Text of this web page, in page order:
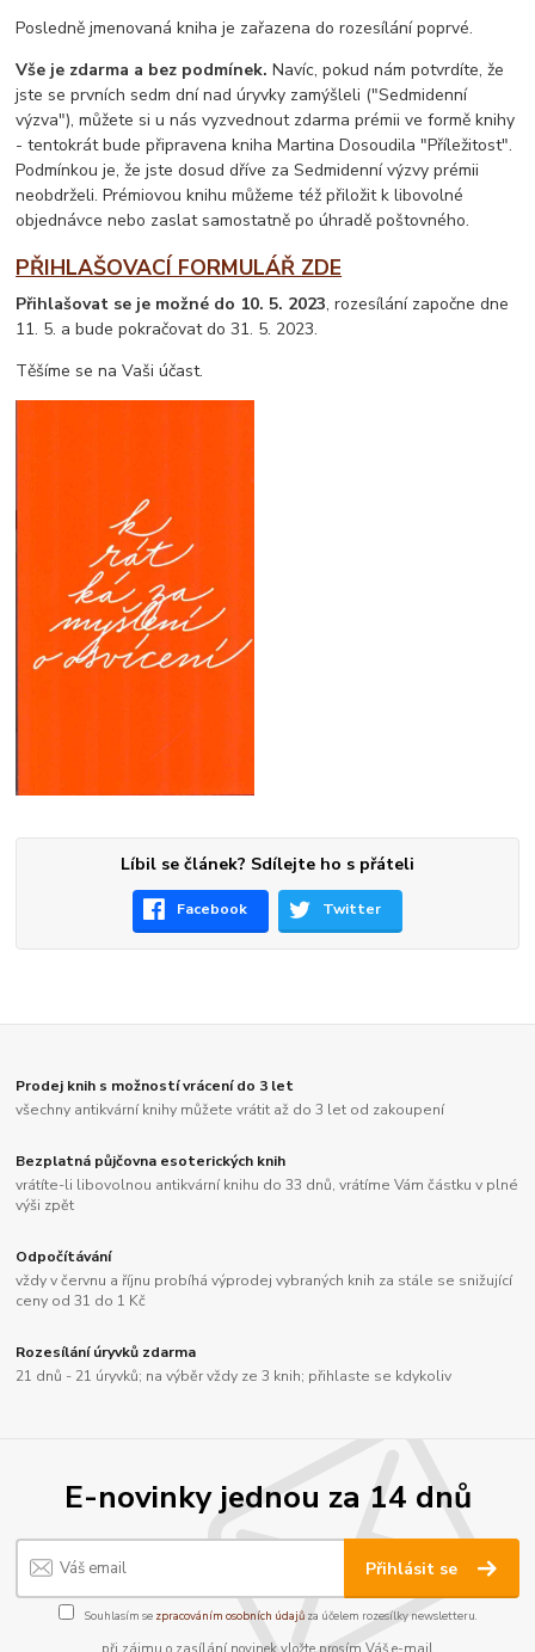
Posledně jmenovaná kniha je zařazena do rozesílání poprvé.
Vše je zdarma a bez podmínek. Navíc, pokud nám potvrdíte, že
jste se prvních sedm dní nad úryvky zamýšleli ("Sedmidenní
výzva"), můžete si u nás vyzvednout zdarma prémii ve formě knihy
- tentokrát bude připravena kniha Martina Dosoudila "Příležitost".
Podmínkou je, že jste dosud dříve za Sedmidenní výzvy prémii
neobdrželi. Prémiovou knihu můžeme též přiložit k libovolné
objednávce nebo zaslat samostatně po úhradě poštovného.
PŘIHLAŠOVACÍ FORMULÁŘ ZDE
Přihlašovat se je možné do 10. 5. 2023, rozesílání započne dne
11. 5. a bude pokračovat do 31. 5. 2023.
Těšíme se na Vaši účast.
Líbil se článek? Sdílejte ho s přáteli
Facebook Twitter
Prodej knih s možností vrácení do 3 let
všechny antikvární knihy můžete vrátit až do 3 let od zakoupení
Bezplatná půjčovna esoterických knih
vrátíte-li libovolnou antikvární knihu do 33 dnů, vrátíme Vám částku v plné
výši zpět
Odpočítávání
vždy v červnu a říjnu probíhá výprodej vybraných knih za stále se snižující
ceny od 31 do 1 Kč
Rozesílání úryvků zdarma
21 dnů - 21 úryvků; na výběr vždy ze 3 knih; přihlaste se kdykoliv
E-novinky jednou za 14 dnů
Přihlásit se
Souhlasím se zpracováním osobních údajůza účelem rozesílky newsletteru.